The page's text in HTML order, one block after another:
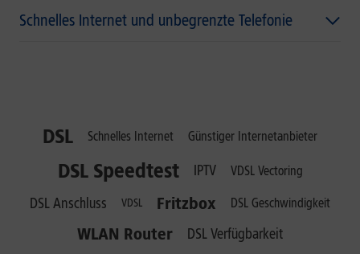
Schnelles Internet und unbegrenzte Telefonie
DSL Schnelles Internet Günstiger Internetanbieter
DSL Speedtest IPTV VDSL Vectoring
DSL Anschluss VDSL Fritzbox DSL Geschwindigkeit
WLAN Router DSL Verfügbarkeit